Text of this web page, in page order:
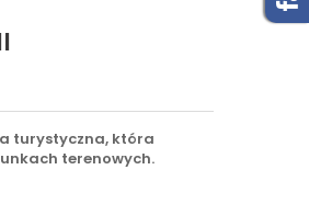
turystyczna, która
terenowych.